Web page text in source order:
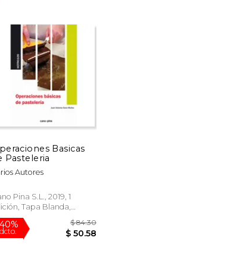
Basicas
Pasteleria
Autores
Pina S.L., 2019, 1
Tapa Blanda,